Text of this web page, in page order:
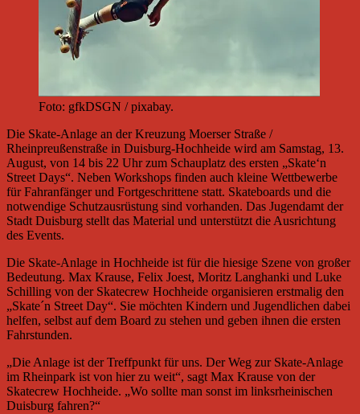
Foto: gfkDSGN / pixabay.
Die Skate-Anlage an der Kreuzung Moerser Straße /
Rheinpreußenstraße in Duisburg-Hochheide wird am Samstag, 13.
August, von 14 bis 22 Uhr zum Schauplatz des ersten „Skate‘n
Street Days“. Neben Workshops finden auch kleine Wettbewerbe
für Fahranfänger und Fortgeschrittene statt. Skateboards und die
notwendige Schutzausrüstung sind vorhanden. Das Jugendamt der
Stadt Duisburg stellt das Material und unterstützt die Ausrichtung
des Events.
Die Skate-Anlage in Hochheide ist für die hiesige Szene von großer
Bedeutung. Max Krause, Felix Joest, Moritz Langhanki und Luke
Schilling von der Skatecrew Hochheide organisieren erstmalig den
„Skate´n Street Day“. Sie möchten Kindern und Jugendlichen dabei
helfen, selbst auf dem Board zu stehen und geben ihnen die ersten
Fahrstunden.
„Die Anlage ist der Treffpunkt für uns. Der Weg zur Skate-Anlage
im Rheinpark ist von hier zu weit“, sagt Max Krause von der
Skatecrew Hochheide. „Wo sollte man sonst im linksrheinischen
Duisburg fahren?“